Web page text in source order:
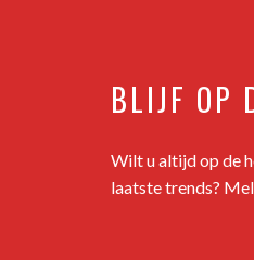
BLIJF OP
Wilt u altijd op de
laatste trends?